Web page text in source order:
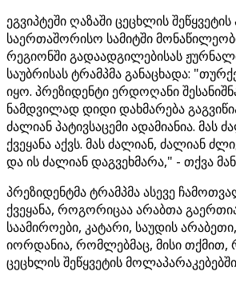
ეგვიპტეში ღაზაში ცეცხლის
საერთაშორისო სამიტში
რეგიონში გადაადგილებისას
საუბრისას ტრამპმა განაცხადა:
იყო. პრეზიდენტი ერდოღანი
ნამდვილად დიდი დახმარება
ძალიან პატივსაცემი ადამიანია. მას
ქვეყანა აქვს. მას ძალიან, ძალიან
და ის ძალიან დაგვეხმარა," - თქვა
პრეზიდენტმა ტრამპმა ასევე
ქვეყანა, როგორიცაა არაბთა
საამიროები, კატარი, საუდის
იორდანია, რომლებმაც, მისი თქმით,
ცეცხლის შეწყვეტის